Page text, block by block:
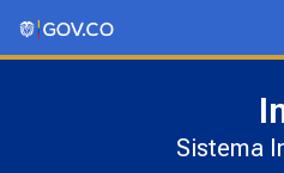
Sistema